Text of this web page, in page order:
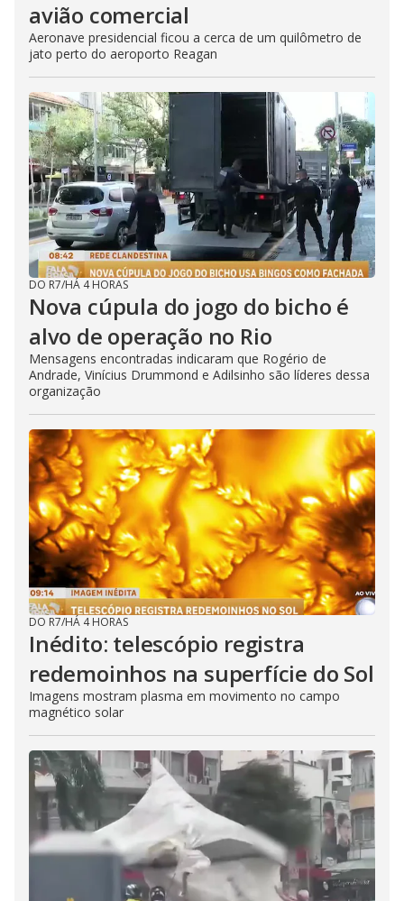
avião comercial
Aeronave presidencial ficou a cerca de um quilômetro de
jato perto do aeroporto Reagan
DO R7/HÁ 4 HORAS
Nova cúpula do jogo do bicho é
alvo de operação no Rio
Mensagens encontradas indicaram que Rogério de
Andrade, Vinícius Drummond e Adilsinho são líderes dessa
organização
DO R7/HÁ 4 HORAS
Inédito: telescópio registra
redemoinhos na superfície do Sol
Imagens mostram plasma em movimento no campo
magnético solar